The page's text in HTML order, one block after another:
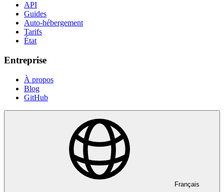
API
Guides
Auto-hébergement
Tarifs
État
Entreprise
À propos
Blog
GitHub
Français